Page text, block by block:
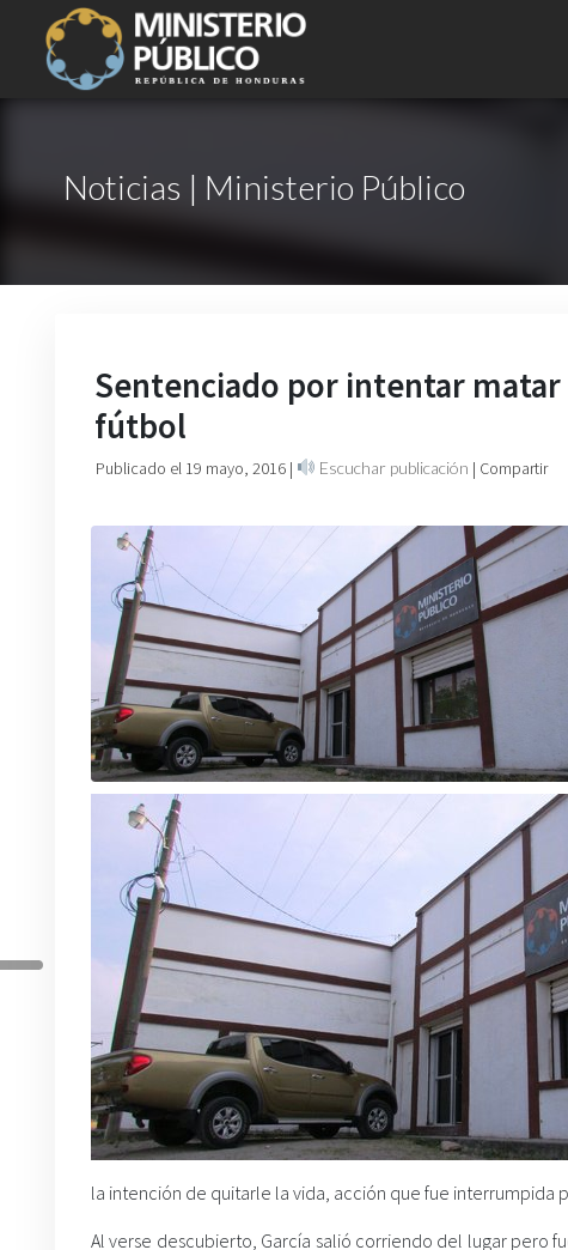
Noticias | Ministerio Público
Sentenciado por intentar
fútbol
Publicado el 19 mayo, 2016 | Escuchar publicación | Compartir
la intención de quitarle la vida, acción que fue interrumpida
Al verse descubierto, García salió corriendo del lugar pero